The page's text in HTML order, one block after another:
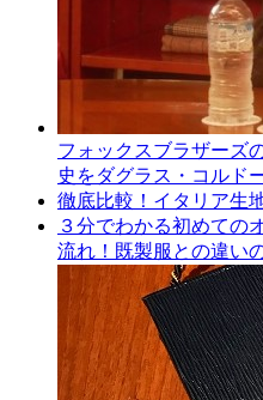
フォックスブラザーズ
史をダグラス・コルド
徹底比較！イタリア生
３分でわかる初めての
流れ！既製服との違い